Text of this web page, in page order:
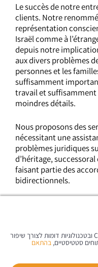
Le succès de notre
clients. Notre
représentation
Israël comme à
depuis notre
aux divers problèmes
personnes et les
suffisamment
travail et
moindres détails.
Nous proposons des
nécessitant une
problèmes juridiques
d’héritage,
faisant partie des
bidirectionnels.
info@boazkraus.co.il
לידיעתכם, אתר זה עושה שימוש בקובצי Cookie ובטכנולוגיות דומות לצורך שיפור
סטטיסטיים, בהתאם